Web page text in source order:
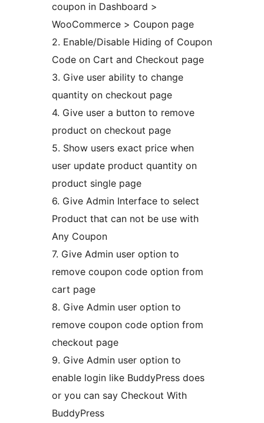
coupon in Dashboard >
WooCommerce > Coupon page
2. Enable/Disable Hiding of Coupon
Code on Cart and Checkout page
3. Give user ability to change
quantity on checkout page
4. Give user a button to remove
product on checkout page
5. Show users exact price when
user update product quantity on
product single page
6. Give Admin Interface to select
Product that can not be use with
Any Coupon
7. Give Admin user option to
remove coupon code option from
cart page
8. Give Admin user option to
remove coupon code option from
checkout page
9. Give Admin user option to
enable login like BuddyPress does
or you can say Checkout With
BuddyPress